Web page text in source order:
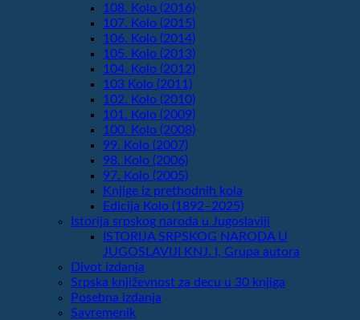
108. Kolo (2016)
107. Kolo (2015)
106. Kolo (2014)
105. Kolo (2013)
104. Kolo (2012)
103 Kolo (2011)
102. Kolo (2010)
101. Kolo (2009)
100. Kolo (2008)
99. Kolo (2007)
98. Kolo (2006)
97. Kolo (2005)
Knjige iz prethodnih kola
Edicija Kolo (1892‒2025)
Istorija srpskog naroda u Jugoslaviji
ISTORIJA SRPSKOG NARODA U
JUGOSLAVIJI KNJ. I, Grupa autora
Divot izdanja
Srpska književnost za decu u 30 knjiga
Posebna izdanja
Savremenik